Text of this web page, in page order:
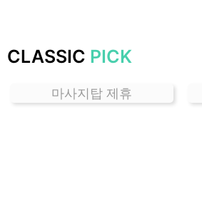
격
위
CLASSIC PICK
마사지탑 제휴